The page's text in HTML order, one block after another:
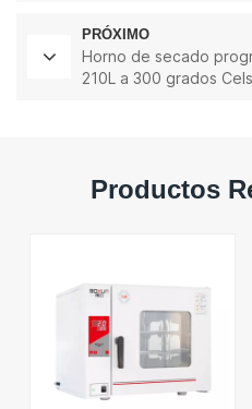
PRÓXIMO
Horno de secado
210L a 300 grados
Productos